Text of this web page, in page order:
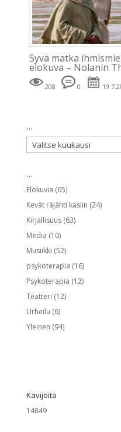
Syvä matka
elokuva – Nolanin
208 0
…
…
Elokuvia (65)
Kevät räjähti käsiin (24)
Kirjallisuus(63)
Media (10)
Musiikki (52)
psykoterapia (16)
Psykoterapia (12)
Teatteri (12)
Urheilu (6)
Yleinen (94)
Kävijöitä
14849